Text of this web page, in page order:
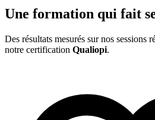
Une formation qui fait
Des résultats mesurés sur nos sessions
notre certification Qualiopi.